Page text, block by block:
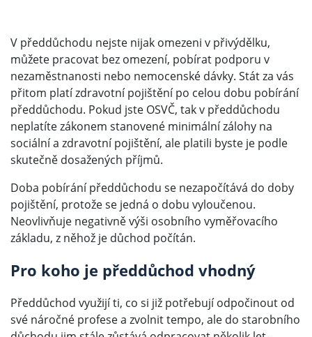
V předdůchodu nejste nijak omezeni v přivýdělku,
můžete pracovat bez omezení, pobírat podporu v
nezaměstnanosti nebo nemocenské dávky. Stát za vás
přitom platí zdravotní pojištění po celou dobu pobírání
předdůchodu. Pokud jste OSVČ, tak v předdůchodu
neplatíte zákonem stanovené minimální zálohy na
sociální a zdravotní pojištění, ale platili byste je podle
skutečně dosažených příjmů.
Doba pobírání předdůchodu se nezapočítává do doby
pojištění, protože se jedná o dobu vyloučenou.
Neovlivňuje negativně výši osobního vyměřovacího
základu, z něhož je důchod počítán.
Pro koho je předdůchod vhodný
Předdůchod využijí ti, co si již potřebují odpočinout od
své náročné profese a zvolnit tempo, ale do starobního